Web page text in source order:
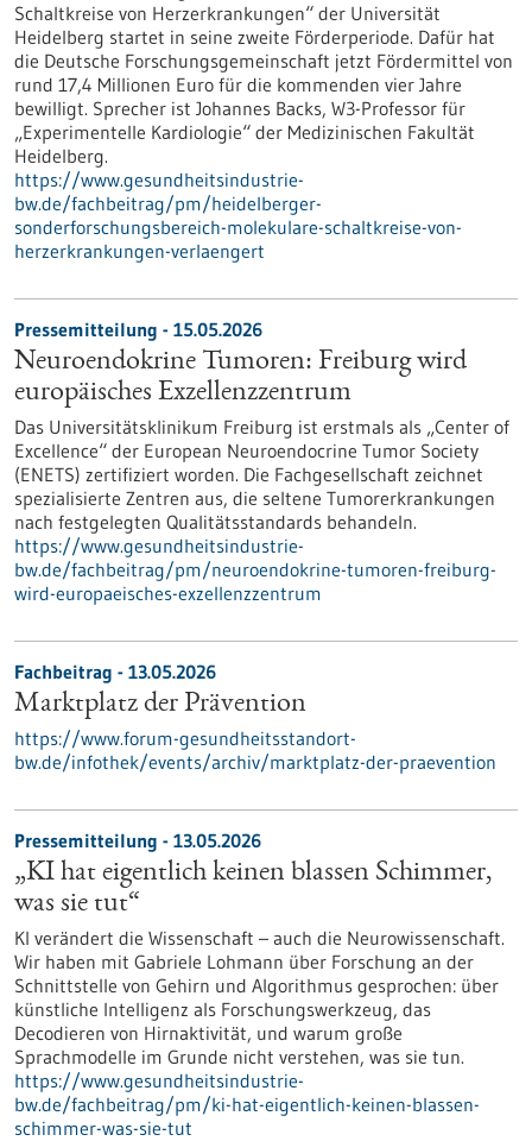
Schaltkreise von Herzerkrankungen“ der Universität
Heidelberg startet in seine zweite Förderperiode. Dafür hat
die Deutsche Forschungsgemeinschaft jetzt Fördermittel von
rund 17,4 Millionen Euro für die kommenden vier Jahre
bewilligt. Sprecher ist Johannes Backs, W3-Professor für
„Experimentelle Kardiologie“ der Medizinischen Fakultät
Heidelberg.
https://www.gesundheitsindustrie-
bw.de/fachbeitrag/pm/heidelberger-
sonderforschungsbereich-molekulare-schaltkreise-von-
herzerkrankungen-verlaengert
Pressemitteilung - 15.05.2026
Neuroendokrine Tumoren: Freiburg wird
europäisches Exzellenzzentrum
Das Universitätsklinikum Freiburg ist erstmals als „Center of
Excellence“ der European Neuroendocrine Tumor Society
(ENETS) zertifiziert worden. Die Fachgesellschaft zeichnet
spezialisierte Zentren aus, die seltene Tumorerkrankungen
nach festgelegten Qualitätsstandards behandeln.
https://www.gesundheitsindustrie-
bw.de/fachbeitrag/pm/neuroendokrine-tumoren-freiburg-
wird-europaeisches-exzellenzzentrum
Fachbeitrag - 13.05.2026
Marktplatz der Prävention
https://www.forum-gesundheitsstandort-
bw.de/infothek/events/archiv/marktplatz-der-praevention
Pressemitteilung - 13.05.2026
„KI hat eigentlich keinen blassen Schimmer,
was sie tut“
KI verändert die Wissenschaft – auch die Neurowissenschaft.
Wir haben mit Gabriele Lohmann über Forschung an der
Schnittstelle von Gehirn und Algorithmus gesprochen: über
künstliche Intelligenz als Forschungswerkzeug, das
Decodieren von Hirnaktivität, und warum große
Sprachmodelle im Grunde nicht verstehen, was sie tun.
https://www.gesundheitsindustrie-
bw.de/fachbeitrag/pm/ki-hat-eigentlich-keinen-blassen-
schimmer-was-sie-tut